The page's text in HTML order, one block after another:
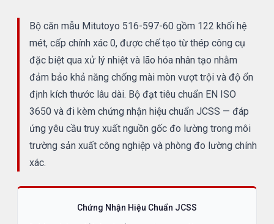
Bộ căn mẫu Mitutoyo 516-597-60 gồm 122 khối hệ
mét, cấp chính xác 0, được chế tạo từ thép công cụ
đặc biệt qua xử lý nhiệt và lão hóa nhân tạo nhằm
đảm bảo khả năng chống mài mòn vượt trội và độ ổn
định kích thước lâu dài. Bộ đạt tiêu chuẩn EN ISO
3650 và đi kèm chứng nhận hiệu chuẩn JCSS — đáp
ứng yêu cầu truy xuất nguồn gốc đo lường trong môi
trường sản xuất công nghiệp và phòng đo lường chính
xác.
Chứng Nhận Hiệu Chuẩn JCSS